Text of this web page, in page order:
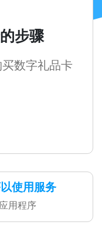
使用服务
用程序
步骤
数字礼品卡